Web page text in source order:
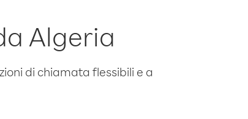
Algeria
di chiamata flessibili e a